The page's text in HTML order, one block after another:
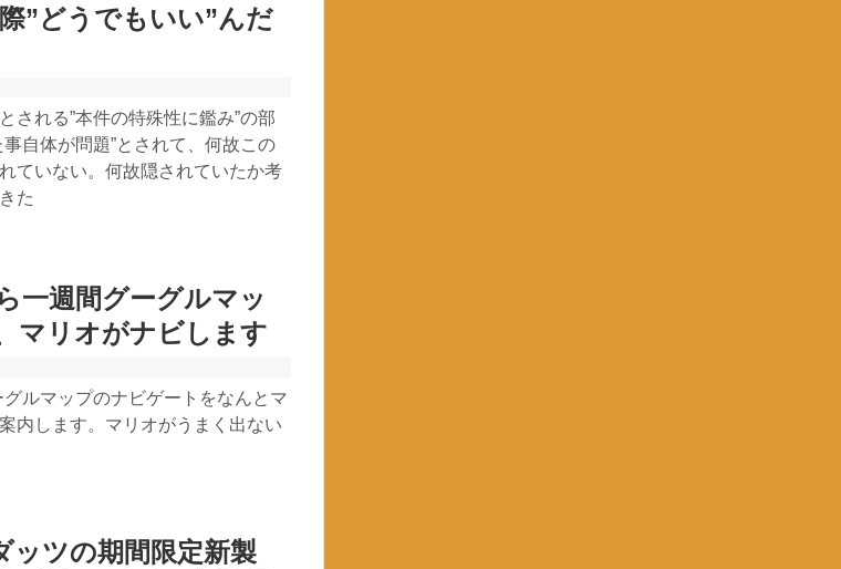
”どうでもいい”んだ
される”本件の特殊性に鑑み”の部
自体が問題”とされて、何故この
ていない。何故隠されていたか考
た
一週間グーグルマッ
マリオがナビします
ルマップのナビゲートをなんとマ
内します。マリオがうまく出ない
ッツの期間限定新製